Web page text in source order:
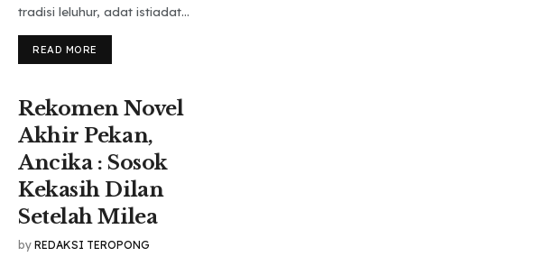
tradisi leluhur, adat istiadat...
READ MORE
Rekomen Novel
Akhir Pekan,
Ancika : Sosok
Kekasih Dilan
Setelah Milea
by REDAKSI TEROPONG